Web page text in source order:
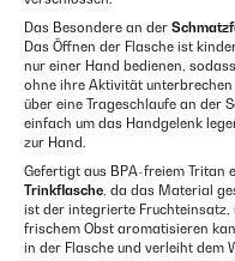
Das Besondere an der
Das Öffnen der Flasche ist
nur einer Hand bedienen,
ohne ihre Aktivität
über eine Trageschlaufe an der
einfach um das Handgelenk
zur Hand.
Gefertigt aus BPA-freiem Tritan
Trinkflasche, da das Material
ist der integrierte
frischem Obst aromatisieren
in der Flasche und verleiht dem